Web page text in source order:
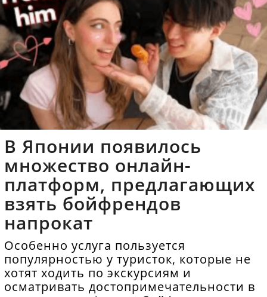
В Японии появилось
множество онлайн-
платформ, предлагающих
взять бойфрендов
напрокат
Особенно услуга пользуется
популярностью у туристок, которые не
хотят ходить по экскурсиям и
осматривать достопримечательности в